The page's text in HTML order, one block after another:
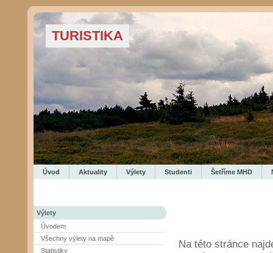
TURISTIKA
Úvod Aktuality Výlety Studenti Šetříme MHD
Výlety
Úvodem
Všechny výlety na mapě
Statistiky
Na této stránce